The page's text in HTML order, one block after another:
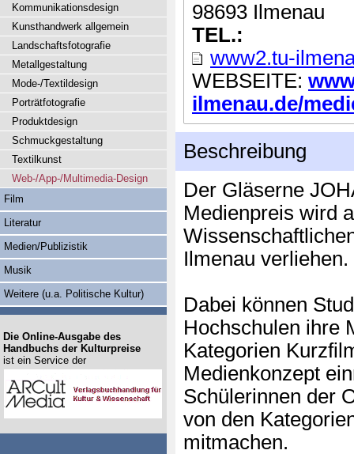
98693 Ilmenau
TEL.:
www2.tu-
WEBSEITE:
ilmenau.de/
Beschreibung
Der Gläserne
Medienpreis wird
Ilmenau verliehen.
Dabei können
Hochschulen ihre
Kategorien
Medienkonzept
Schülerinnen der
von den
mitmachen.
Kommunikationsdesign
Kunsthandwerk allgemein
Landschaftsfotografie
Metallgestaltung
Mode-/Textildesign
Porträtfotografie
Produktdesign
Schmuckgestaltung
Textilkunst
Web-/App-/Multimedia-Design
Film
Literatur
Medien/Publizistik
Musik
Weitere (u.a. Politische Kultur)
Die Online-Ausgabe des
Handbuchs der Kulturpreise
ist ein Service der